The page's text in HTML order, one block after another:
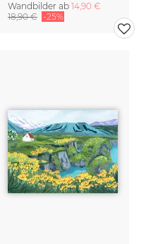
Wandbilder ab 14,90 €
18,90 € -25%